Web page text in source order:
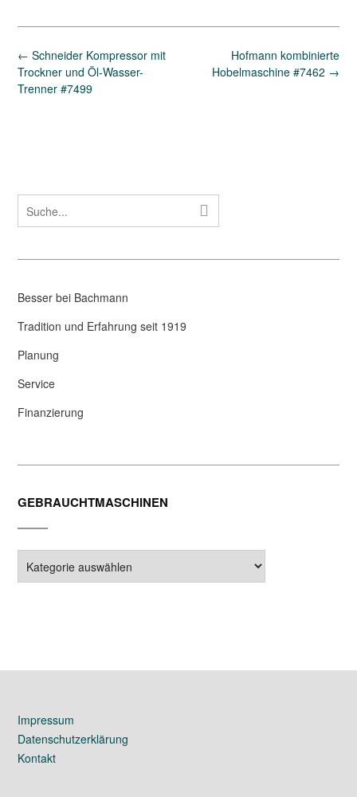
Post
navigation
Hofmann kombinierte
Hobelmaschine #7462 →
← Schneider Kompressor mit
Trockner und Öl-Wasser-
Trenner #7499
Besser bei Bachmann
Tradition und Erfahrung seit 1919
Planung
Service
Finanzierung
GEBRAUCHTMASCHINEN
Impressum
Datenschutzerklärung
Kontakt